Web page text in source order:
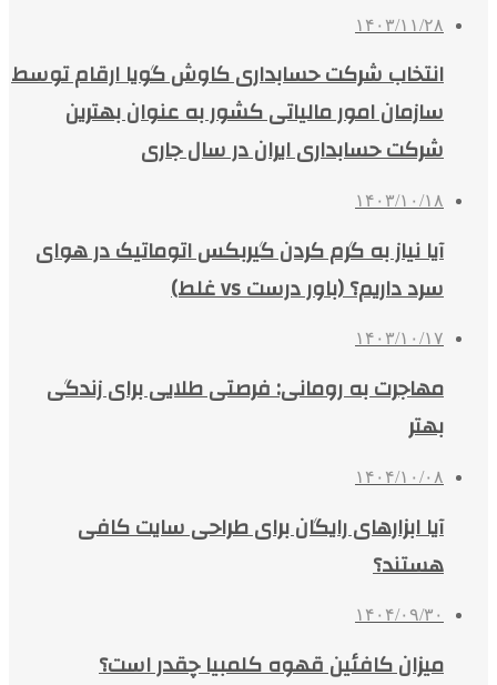
۱۴۰۳/۱۱/۲۸
انتخاب شرکت حسابداری کاوش گویا ارقام توسط
سازمان امور مالیاتی کشور به عنوان بهترین
شرکت حسابداری ایران در سال جاری
۱۴۰۳/۱۰/۱۸
آیا نیاز به گرم کردن گیربکس اتوماتیک در هوای
سرد داریم؟ (باور درست vs غلط)
۱۴۰۳/۱۰/۱۷
مهاجرت به رومانی: فرصتی طلایی برای زندگی
بهتر
۱۴۰۴/۱۰/۰۸
آیا ابزارهای رایگان برای طراحی سایت کافی
هستند؟
۱۴۰۴/۰۹/۳۰
میزان کافئین قهوه کلمبیا چقدر است؟